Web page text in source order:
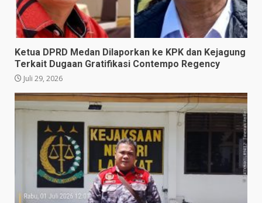
Ketua DPRD Medan Dilaporkan ke KPK dan Kejagung
Terkait Dugaan Gratifikasi Contempo Regency
Juli 29, 2026